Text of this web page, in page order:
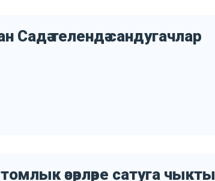
Садә телендә сандугачлар
әсәрләре сатуга чыкты